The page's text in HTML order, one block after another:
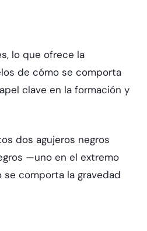
lo que ofrece la
de cómo se comporta
clave en la formación y
dos agujeros negros
—uno en el extremo
comporta la gravedad